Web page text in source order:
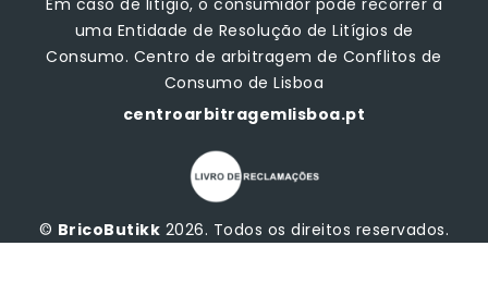
Em caso de litígio, o consumidor pode recorrer a
uma Entidade de Resolução de Litígios de
Consumo. Centro de arbitragem de Conflitos de
Consumo de Lisboa
centroarbitragemlisboa.pt
© BricoButikk 2026. Todos os direitos reservados.